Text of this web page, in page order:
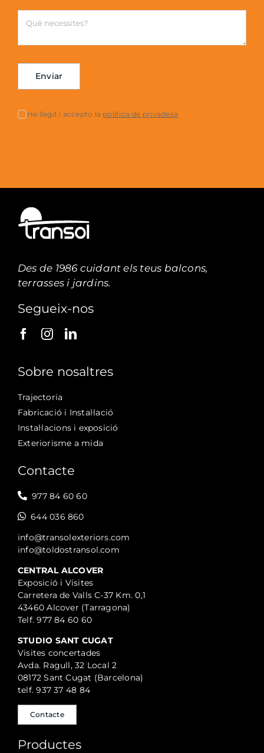
Enviar
He llegit i accepto la política de privadesa
Des de 1986 cuidant els teus balcons,
terrasses i jardins.
Segueix-nos
Sobre nosaltres
Trajectoria
Fabricació i Instal·lació
Instal·lacions i exposició
Exteriorisme a mida
Contacte
977 84 60 60
644 036 860
info@transolexteriors.com
info@toldostransol.com
CENTRAL ALCOVER
Exposició i Visites
Carretera de Valls C-37 Km. 0,1
43460 Alcover (Tarragona)
Telf. 977 84 60 60
STUDIO SANT CUGAT
Visites concertades
Avda. Ragull, 32 Local 2
08172 Sant Cugat (Barcelona)
telf. 937 37 48 84
Contacte
Productes